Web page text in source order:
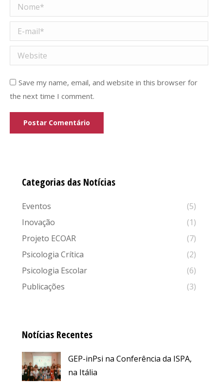
Nome *
E-mail *
Website
Save my name, email, and website in this browser for
the next time I comment.
Postar Comentário
Categorias das Notícias
Eventos
(5)
Inovação
(1)
Projeto ECOAR
(7)
Psicologia Crítica
(2)
Psicologia Escolar
(6)
Publicações
(3)
Notícias Recentes
GEP-inPsi na Conferência da ISPA,
na Itália